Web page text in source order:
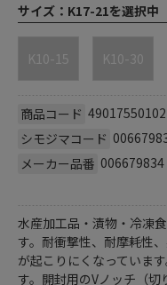
サイズ： K17-21を選択中
K10-15 K10-30
商品コード
シモジマコード
メーカー品番 006679834
水産加工品・漬物・冷凍
す。耐衝撃性、耐摩耗性
が起こりにくなっていま
す。開封用のVノッチ（